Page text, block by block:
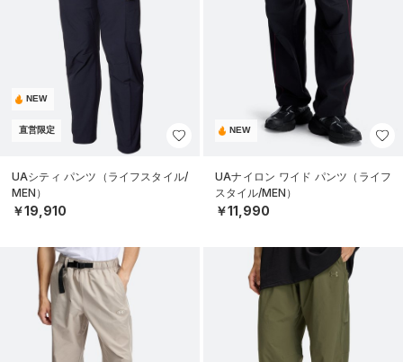
NEW
直営限定
UAシティ パンツ（ライフスタイル/
MEN）
￥19,910
NEW
UAナイロン ワイド パンツ（ライフ
スタイル/MEN）
￥11,990